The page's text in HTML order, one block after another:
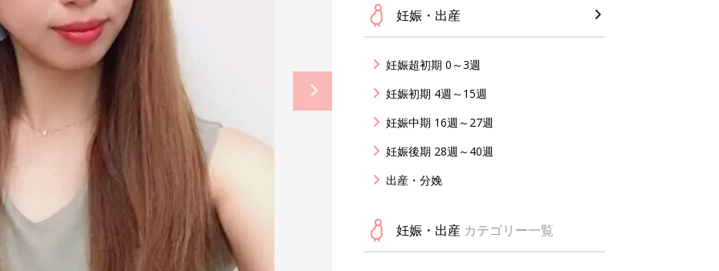
妊娠・出産
妊娠超初期 0～3週
妊娠初期 4週～15週
妊娠中期 16週～27週
妊娠後期 28週～40週
出産・分娩
妊娠・出産 カテゴリー一覧